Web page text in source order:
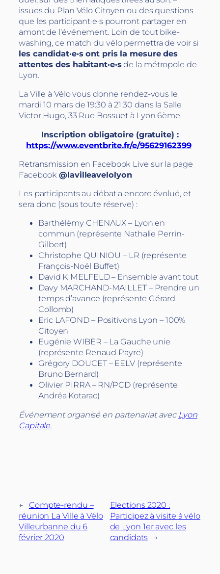
issues du Plan Vélo Citoyen ou des questions
que les participant·e·s pourront partager en
amont de l’événement. Loin de tout bike-
washing, ce match du vélo permettra de voir si
les candidat·e·s ont pris la mesure des
attentes des habitant·e·sde la métropole de
Lyon.
La Ville à Vélo vous donne rendez-vous le
mardi 10 mars de 19:30 à 21:30 dans la Salle
Victor Hugo, 33 Rue Bossuet à Lyon 6ème.
Inscription obligatoire (gratuite) :
https://www.eventbrite.fr/e/95629162399
Retransmission en Facebook Live sur la page
Facebook@lavilleavelolyon
Les participants au débat a encore évolué, et
sera donc (sous toute réserve) :
Barthélémy CHENAUX – Lyon en
commun (représente Nathalie Perrin-
Gilbert)
Christophe QUINIOU – LR (représente
François-Noël Buffet)
David KIMELFELD – Ensemble avant tout
Davy MARCHAND-MAILLET – Prendre un
temps d’avance (représente Gérard
Collomb)
Eric LAFOND – Positivons Lyon – 100%
Citoyen
Eugénie WIBER – La Gauche unie
(représente Renaud Payre)
Grégory DOUCET – EELV (représente
Bruno Bernard)
Olivier PIRRA – RN/PCD (représente
Andréa Kotarac)
Événement organisé en partenariat avec Lyon
Capitale.
←
Compte-rendu –
réunion La Ville à Vélo
Villeurbanne du 6
février 2020
Elections 2020 :
Participez à visite à vélo
de Lyon 1er avec les
candidats
→